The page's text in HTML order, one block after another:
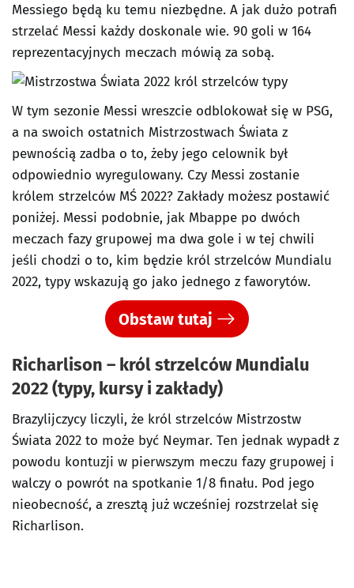
Messiego będą ku temu niezbędne. A jak dużo potrafi
strzelać Messi każdy doskonale wie. 90 goli w 164
reprezentacyjnych meczach mówią za sobą.
W tym sezonie Messi wreszcie odblokował się w PSG,
a na swoich ostatnich Mistrzostwach Świata z
pewnością zadba o to, żeby jego celownik był
odpowiednio wyregulowany. Czy Messi zostanie
królem strzelców MŚ 2022? Zakłady możesz postawić
poniżej. Messi podobnie, jak Mbappe po dwóch
meczach fazy grupowej ma dwa gole i w tej chwili
jeśli chodzi o to, kim będzie król strzelców Mundialu
2022, typy wskazują go jako jednego z faworytów.
Obstaw tutaj
Richarlison – król strzelców Mundialu
2022 (typy, kursy i zakłady)
Brazylijczycy liczyli, że król strzelców Mistrzostw
Świata 2022 to może być Neymar. Ten jednak wypadł z
powodu kontuzji w pierwszym meczu fazy grupowej i
walczy o powrót na spotkanie 1/8 finału. Pod jego
nieobecność, a zresztą już wcześniej rozstrzelał się
Richarlison.